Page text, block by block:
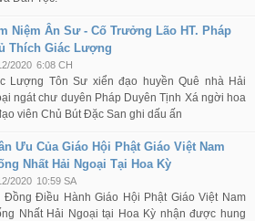
Niệm Ân Sư - Cố Trưởng Lão HT. Pháp
Thích Giác Lượng
2020 6:08 CH
Lượng Tôn Sư xiển đạo huyền Quê nhà Hải
ngát chư duyên Pháp Duyên Tịnh Xá ngời hoa
viên Chủ Bút Đặc San ghi dấu ấn
Ưu Của Giáo Hội Phật Giáo Việt Nam
Nhất Hải Ngoại Tại Hoa Kỳ
2020 10:59 SA
Đồng Điều Hành Giáo Hội Phật Giáo Việt Nam
Nhất Hải Ngoại tại Hoa Kỳ nhận được hung